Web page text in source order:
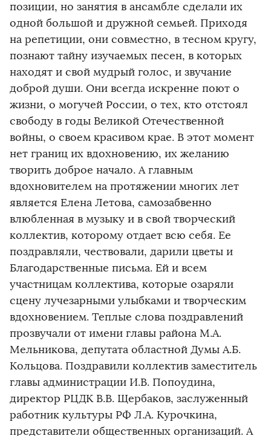
позиции, но занятия в ансамбле сделали их
одной большой и дружной семьей. Приходя
на репетиции, они совместно, в тесном кругу,
познают тайну изучаемых песен, в которых
находят и свой мудрый голос, и звучание
доброй души. Они всегда искренне поют о
жизни, о могучей России, о тех, кто отстоял
свободу в годы Великой Отечественной
войны, о своем красивом крае. В этот момент
нет границ их вдохновению, их желанию
творить доброе начало. А главным
вдохновителем на протяжении многих лет
является Елена Летова, самозабвенно
влюбленная в музыку и в свой творческий
коллектив, которому отдает всю себя. Ее
поздравляли, чествовали, дарили цветы и
Благодарственные письма. Ей и всем
участницам коллектива, которые озаряли
сцену лучезарными улыбками и творческим
вдохновением. Теплые слова поздравлений
прозвучали от имени главы района М.А.
Мельникова, депутата областной Думы А.Б.
Кольцова. Поздравили коллектив заместитель
главы администрации И.В. Попоудина,
директор РЦДК В.В. Щербаков, заслуженный
работник культуры РФ Л.А. Курочкина,
представители общественных организаций. А